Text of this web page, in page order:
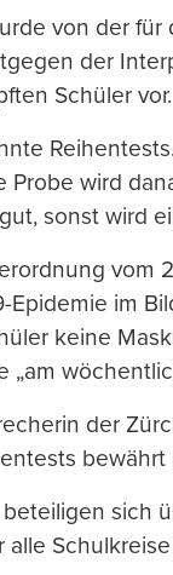
von der
der
Schüler vor.
Probe wird
sonst wird
vom
Epidemie im
keine
„am
der
bewährt
beteiligen sich
alle